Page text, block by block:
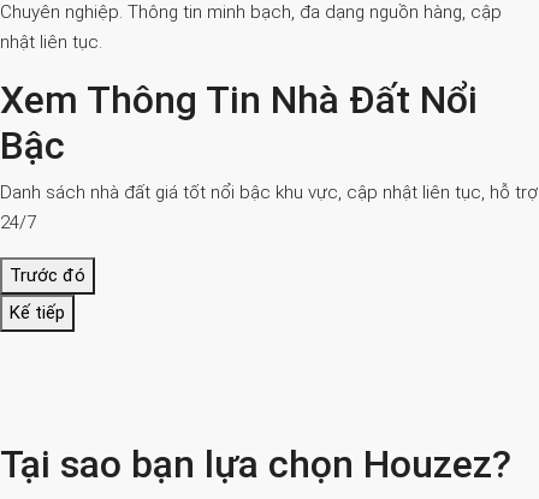
Chuyên nghiệp. Thông tin minh bạch, đa dạng nguồn hàng, cập
nhật liên tục.
Xem Thông Tin Nhà Đất Nổi
Bậc
Danh sách nhà đất giá tốt nổi bậc khu vực, cập nhật liên tục, hỗ trợ
24/7
Trước đó
Kế tiếp
Tại sao bạn lựa chọn Houzez?